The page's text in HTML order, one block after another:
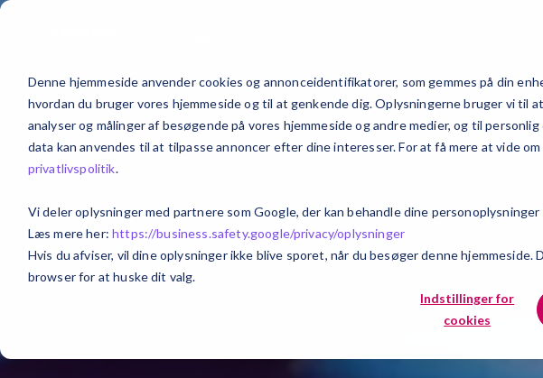
Denne hjemmeside anvender cookies og annonceidentifikatorer, som gemmes på din
hvordan du bruger vores hjemmeside og til at genkende dig. Oplysningerne bruger vi til
analyser og målinger af besøgende på vores hjemmeside og andre medier, og til
data kan anvendes til at tilpasse annoncer efter dine interesser. For at få mere at vide
privatlivspolitik.
Vi deler oplysninger med partnere som Google, der kan behandle dine
Læs mere her:https://business.safety.google/privacy/oplysninger
Hvis du afviser, vil dine oplysninger ikke blive sporet, når du besøger denne hjemmeside.
browser for at huske dit valg.
Indstillinger for
cookies